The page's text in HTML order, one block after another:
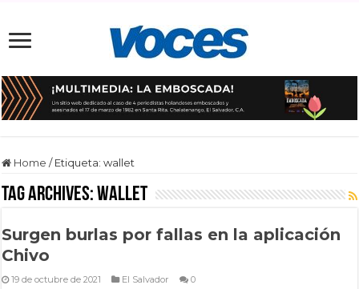
Home / Etiqueta:wallet
Tag Archives:wallet
Surgen burlas por fallas en la aplicación
Chivo
19 de octubre de 2021 El Salvador 0